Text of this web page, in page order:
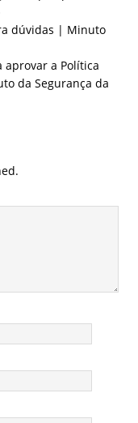
dúvidas | Minuto
aprovar a Política
da Segurança da